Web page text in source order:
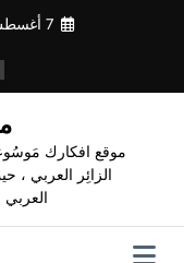
7 أغسطس، 2026
موقع افكارك
الزائِر العربي ،